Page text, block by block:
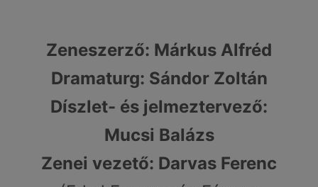
Zeneszerző: Márkus Alfréd
Dramaturg: Sándor Zoltán
Díszlet- és jelmeztervező:
Mucsi Balázs
Zenei vezető: Darvas Ferenc